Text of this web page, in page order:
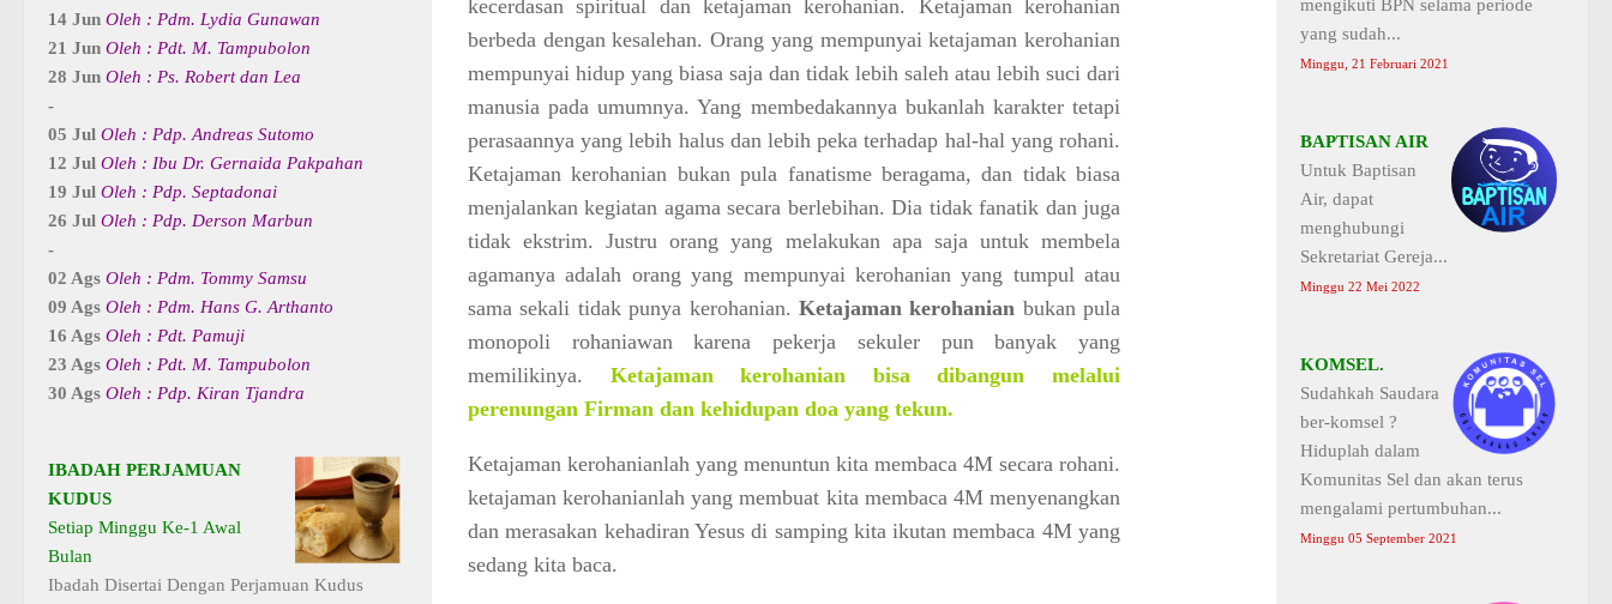
kecerdasan spiritual dan ketajaman kerohanian. Ketajaman kerohanian
berbeda dengan kesalehan. Orang yang mempunyai ketajaman kerohanian
mempunyai hidup yang biasa saja dan tidak lebih saleh atau lebih suci dari
manusia pada umumnya. Yang membedakannya bukanlah karakter tetapi
perasaannya yang lebih halus dan lebih peka terhadap hal-hal yang rohani.
Ketajaman kerohanian bukan pula fanatisme beragama, dan tidak biasa
menjalankan kegiatan agama secara berlebihan. Dia tidak fanatik dan juga
tidak ekstrim. Justru orang yang melakukan apa saja untuk membela
agamanya adalah orang yang mempunyai kerohanian yang tumpul atau
sama sekali tidak punya kerohanian. Ketajaman kerohanian bukan pula
monopoli rohaniawan karena pekerja sekuler pun banyak yang
memilikinya. Ketajaman kerohanian bisa dibangun melalui
perenungan Firman dan kehidupan doa yang tekun.
Ketajaman kerohanianlah yang menuntun kita membaca 4M secara rohani.
ketajaman kerohanianlah yang membuat kita membaca 4M menyenangkan
dan merasakan kehadiran Yesus di samping kita ikutan membaca 4M yang
sedang kita baca.
14 Jun Oleh : Pdm. Lydia Gunawan
21 Jun Oleh : Pdt. M. Tampubolon
28 Jun Oleh : Ps. Robert dan Lea
-
05 Jul Oleh : Pdp. Andreas Sutomo
12 Jul Oleh : Ibu Dr. Gernaida Pakpahan
19 Jul Oleh : Pdp. Septadonai
26 Jul Oleh : Pdp. Derson Marbun
-
02 Ags Oleh : Pdm. Tommy Samsu
09 Ags Oleh : Pdm. Hans G. Arthanto
16 Ags Oleh : Pdt. Pamuji
23 Ags Oleh : Pdt. M. Tampubolon
30 Ags Oleh : Pdp. Kiran Tjandra
IBADAH PERJAMUAN
KUDUS
Setiap Minggu Ke-1 Awal
Bulan
Ibadah Disertai Dengan Perjamuan Kudus
mengikuti BPN selama periode
yang sudah...
Minggu, 21 Februari 2021
BAPTISAN AIR
Untuk Baptisan
Air, dapat
menghubungi
Sekretariat Gereja...
Minggu 22 Mei 2022
KOMSEL.
Sudahkah Saudara
ber-komsel ?
Hiduplah dalam
Komunitas Sel dan akan terus
mengalami pertumbuhan...
Minggu 05 September 2021